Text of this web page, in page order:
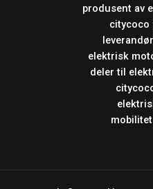
produsent av
citycoco
elektrisk
deler til